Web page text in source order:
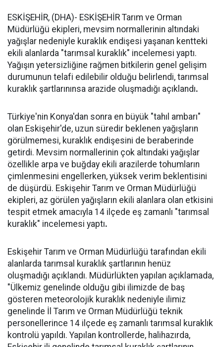
ESKİŞEHİR, (DHA)- ESKİŞEHİR Tarım ve Orman
Müdürlüğü ekipleri, mevsim normallerinin altındaki
yağışlar nedeniyle kuraklık endişesi yaşanan kentteki
ekili alanlarda "tarımsal kuraklık" incelemesi yaptı.
Yağışın yetersizliğine rağmen bitkilerin genel gelişim
durumunun telafi edilebilir olduğu belirlendi, tarımsal
kuraklık şartlarınınsa arazide oluşmadığı açıklandı.
Türkiye'nin Konya'dan sonra en büyük "tahıl ambarı"
olan Eskişehir'de, uzun süredir beklenen yağışların
görülmemesi, kuraklık endişesini de beraberinde
getirdi. Mevsim normallerinin çok altındaki yağışlar
özellikle arpa ve buğday ekili arazilerde tohumların
çimlenmesini engellerken, yüksek verim beklentisini
de düşürdü. Eskişehir Tarım ve Orman Müdürlüğü
ekipleri, az görülen yağışların ekili alanlara olan etkisini
tespit etmek amacıyla 14 ilçede eş zamanlı "tarımsal
kuraklık" incelemesi yaptı.
Eskişehir Tarım ve Orman Müdürlüğü tarafından ekili
alanlarda tarımsal kuraklık şartlarının henüz
oluşmadığı açıklandı. Müdürlükten yapılan açıklamada,
"Ülkemiz genelinde olduğu gibi ilimizde de baş
gösteren meteorolojik kuraklık nedeniyle ilimiz
genelinde İl Tarım ve Orman Müdürlüğü teknik
personellerince 14 ilçede eş zamanlı tarımsal kuraklık
kontrolü yapıldı. Yapılan kontrollerde, halihazırda,